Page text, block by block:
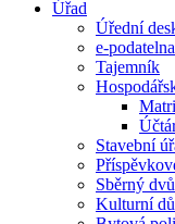
Úřad
Úřední
e-podatelna
Tajemník
Stavební
Sběrný
Kulturní